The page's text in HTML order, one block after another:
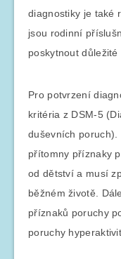
diagnostiky je také
jsou rodinní
poskytnout
Pro potvrzení
kritéria z DSM-5
duševních
přítomny příznaky
od dětství a musí
běžném životě.
příznaků poruchy
poruchy